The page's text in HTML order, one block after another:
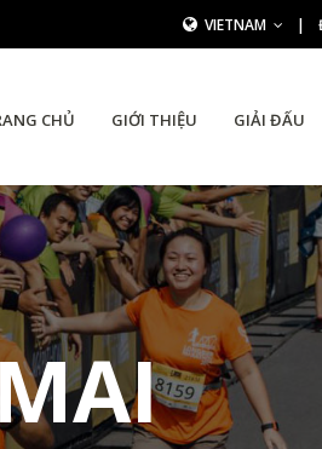
VIETNAM |
CHỦ GIỚI THIỆU GIẢI ĐẤU